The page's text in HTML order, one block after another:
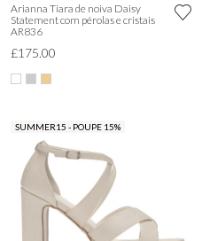
Arianna Tiara de noiva Daisy
Statement com pérolas e cristais
AR836
£175.00
SUMMER15 - POUPE 15%